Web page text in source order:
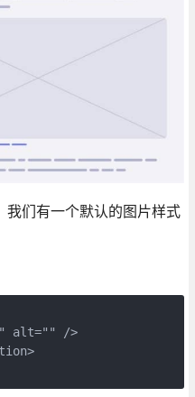
们有一个默认的图片样式
alt="" />